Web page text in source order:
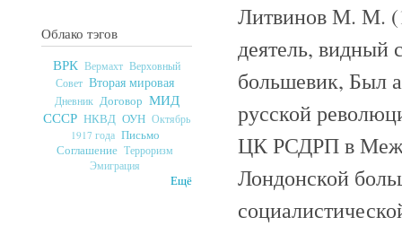
Облако тэгов
ВРК Вермахт Верховный
Совет Вторая мировая
Дневник Договор МИД
СССР НКВД ОУН Октябрь
1917 года Письмо
Соглашение Терроризм
Эмиграция
Ещё
Литвинов М. М.
деятель, видный
большевик, Был
русской
ЦК РСДРП в
Лондонской